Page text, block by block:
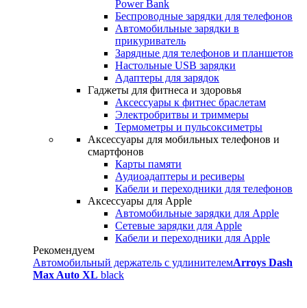
Power Bank
Беспроводные зарядки для телефонов
Автомобильные зарядки в
прикуриватель
Зарядные для телефонов и планшетов
Настольные USB зарядки
Адаптеры для зарядок
Гаджеты для фитнеса и здоровья
Аксессуары к фитнес браслетам
Электробритвы и триммеры
Термометры и пульсоксиметры
Аксессуары для мобильных телефонов и
смартфонов
Карты памяти
Аудиоадаптеры и ресиверы
Кабели и переходники для телефонов
Аксессуары для Apple
Автомобильные зарядки для Apple
Сетевые зарядки для Apple
Кабели и переходники для Apple
Рекомендуем
Автомобильный держатель с удлинителемArroys Dash
Max Auto XL black